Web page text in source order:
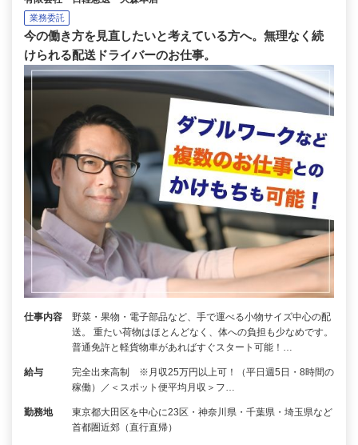
業務委託
今の働き方を見直したいと考えている方へ。無理なく続
けられる配送ドライバーのお仕事。
仕事内容
野菜・果物・電子部品など、手で運べる小物サイズ中心の配
送。 重たい荷物はほとんどなく、体への負担も少なめです。
普通免許と軽貨物車があればすぐスタート可能！…
給与
完全出来高制 ※月収25万円以上可！（平日週5日・8時間の
稼働）／＜スポット便平均月収＞フ…
勤務地
東京都大田区を中心に23区・神奈川県・千葉県・埼玉県など
首都圏近郊（直行直帰）